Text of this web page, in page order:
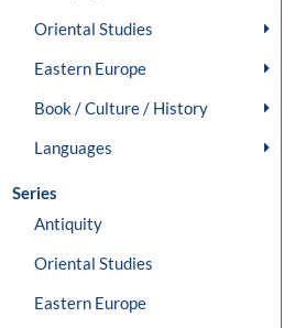
Oriental Studies
Eastern Europe
Book / Culture / History
Languages
Series
Antiquity
Oriental Studies
Eastern Europe